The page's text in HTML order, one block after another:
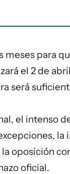
meses para
el 2 de
será
el intenso
oposición
oficial.